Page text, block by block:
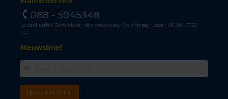
088 - 5945348
Lokaal tarief. Bereikbaar van maandag t/m vrijdag tussen 08.00 - 17.30
uur.
Nieuwsbrief
INSCHRIJVEN